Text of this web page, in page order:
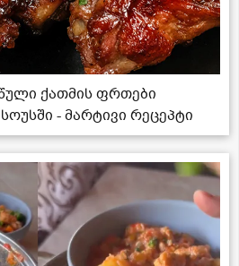
ქათმის ფრთები
- მარტივი რეცეპტი